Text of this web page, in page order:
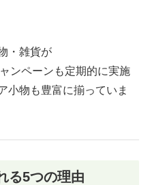
・雑貨が
ンペーンも定期的に実施
小物も豊富に揃っていま
る5つの理由